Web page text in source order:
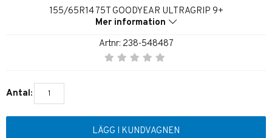
155/65R14 75T GOODYEAR ULTRAGRIP 9+
Mer information
Artnr: 238-548487
Antal:
LÄGG I KUNDVAGNEN